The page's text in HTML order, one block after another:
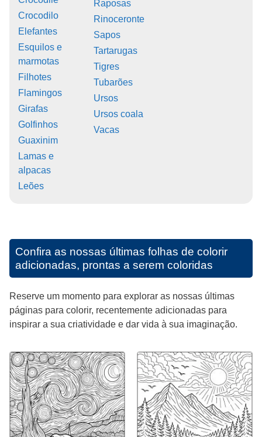
Crocodilo
Elefantes
Esquilos e
marmotas
Filhotes
Flamingos
Girafas
Golfinhos
Guaxinim
Lamas e
alpacas
Leões
Raposas
Rinoceronte
Sapos
Tartarugas
Tigres
Tubarões
Ursos
Ursos coala
Vacas
Confira as nossas últimas folhas de colorir
adicionadas, prontas a serem coloridas
Reserve um momento para explorar as nossas últimas
páginas para colorir, recentemente adicionadas para
inspirar a sua criatividade e dar vida à sua imaginação.